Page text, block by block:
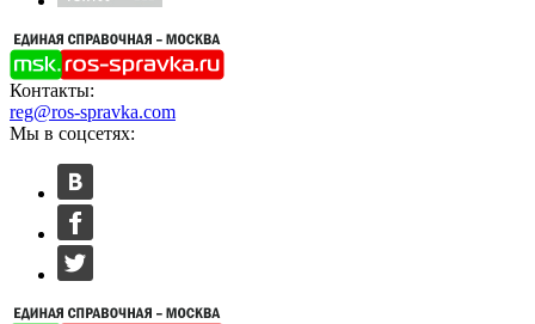
Контакты:
reg@ros-spravka.com
Мы в соцсетях: